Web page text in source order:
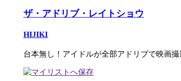
ザ・アドリブ・レイトショウ
HIJIKI
台本無し！アイドルが全部アドリブで映画